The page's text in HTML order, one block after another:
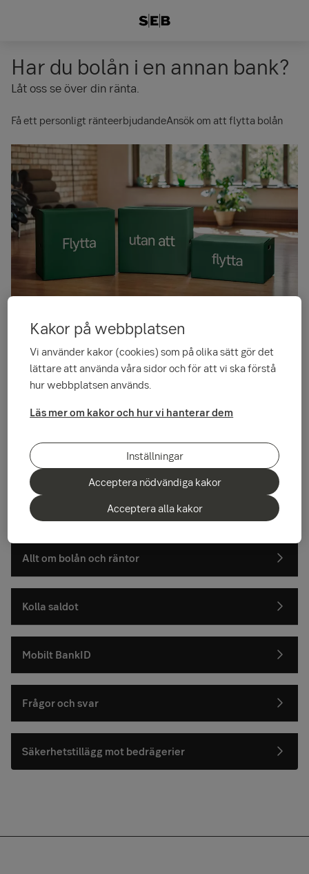
Har du bolån i en annan bank?
Låt oss se över din ränta.
Få ett personligt ränteerbjudandeAnsök om att flytta bolån
Vi hjälper dig
Kontakta oss
Allt om bolån och räntor
Kolla saldot
Mobilt BankID
Frågor och svar
Säkerhetstillägg mot bedrägerier
Kakor på webbplatsen
Vi använder kakor (cookies) som på olika sätt gör det
lättare att använda våra sidor och för att vi ska förstå
hur webbplatsen används.
Läs mer om kakor och hur vi hanterar dem
Inställningar
Acceptera nödvändiga kakor
Acceptera alla kakor